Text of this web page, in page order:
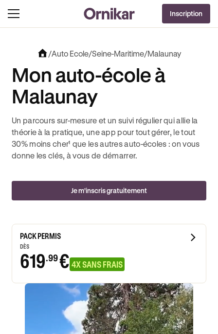
OFFRE EXCLUSIVE
+ 3 MOIS DEEZER PREMIUM OFFERTS* !JUSQU’À 170€ OFFERTS AVEC
J'EN PROFITE !
Inscription
/Auto Ecole/Seine-Maritime/Malaunay
Mon auto-école à
Malaunay
Un parcours sur-mesure et un suivi régulier qui allie la
théorie à la pratique, une app pour tout gérer, le tout
30% moins cher¹ que les autres auto-écoles : on vous
donne les clés, à vous de démarrer.
Je m'inscris gratuitement
PACK PERMIS
DÈS
619.99€ 4X SANS FRAIS